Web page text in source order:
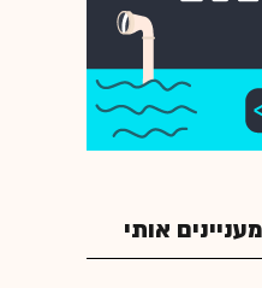
אותי